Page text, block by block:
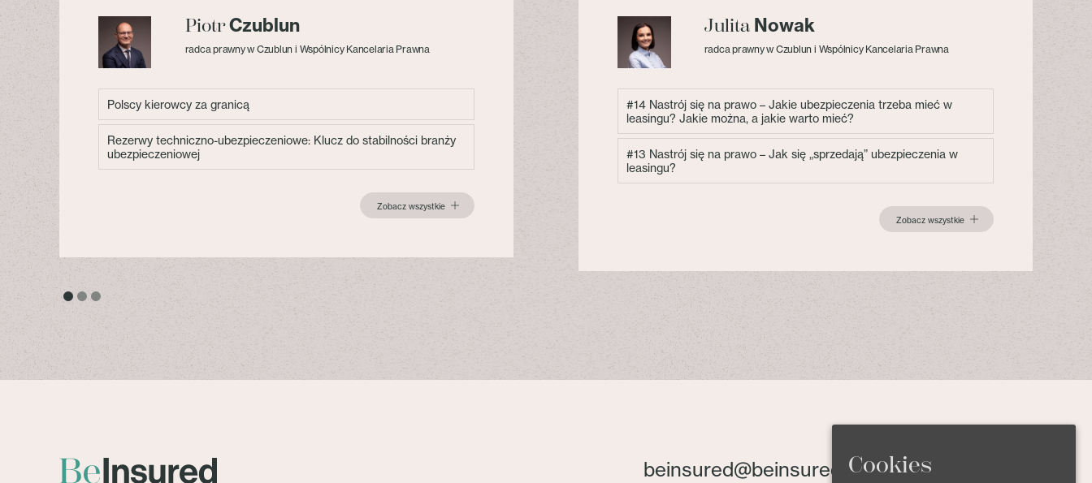
PiotrCzublun
radca prawny w Czublun i Wspólnicy Kancelaria Prawna
Polscy kierowcy za granicą
Rezerwy techniczno-ubezpieczeniowe: Klucz do stabilności branży
ubezpieczeniowej
Zobacz wszystkie
Julita Nowak
radca prawny w Czublun i Wspólnicy Kancelaria Prawna
#14 Nastrój się na prawo – Jakie ubezpieczenia trzeba mieć w
leasingu? Jakie można, a jakie warto mieć?
#13 Nastrój się na prawo – Jak się „sprzedają” ubezpieczenia w
leasingu?
Zobacz wszystkie
beinsured@beinsured.plCookies